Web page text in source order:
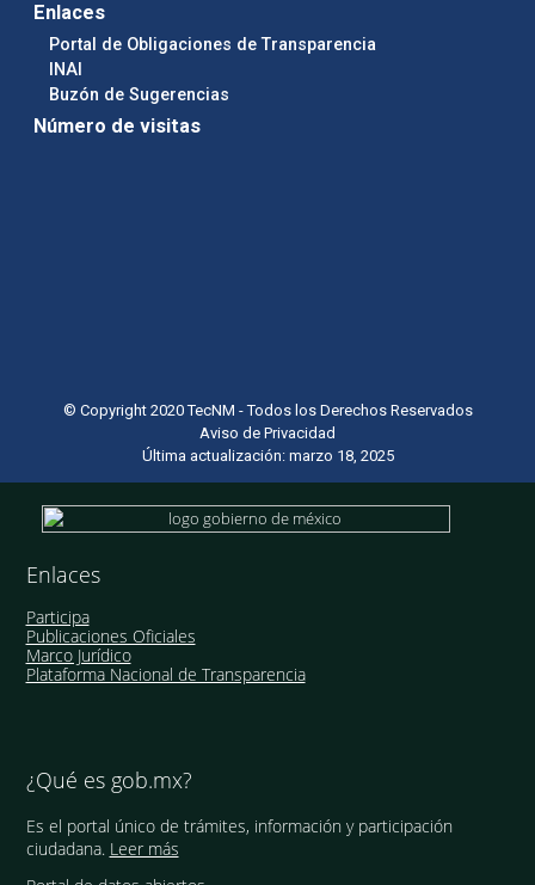
Enlaces
Portal de Obligaciones de Transparencia
INAI
Buzón de Sugerencias
Número de visitas
© Copyright 2020 TecNM - Todos los Derechos Reservados
Aviso de Privacidad
Última actualización: marzo 18, 2025
Enlaces
Participa
Publicaciones Oficiales
Marco Jurídico
Plataforma Nacional de Transparencia
¿Qué es gob.mx?
Es el portal único de trámites, información y participación
ciudadana. Leer más